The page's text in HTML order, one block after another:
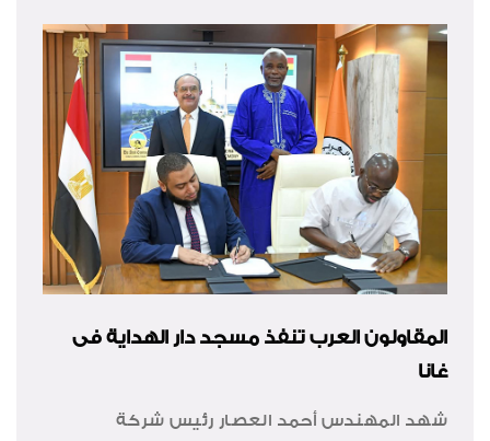
المقاولون العرب تنفذ مسجد دار الهداية فى
غانا
شهد المهندس أحمد العصار رئيس شركة